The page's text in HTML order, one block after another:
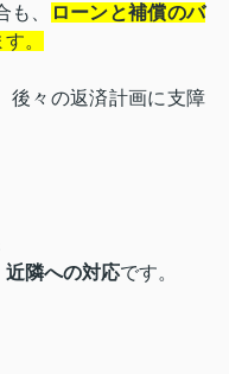
、
ローンと補償のバ
。
後々の返済計画に支障
近隣への対応です。